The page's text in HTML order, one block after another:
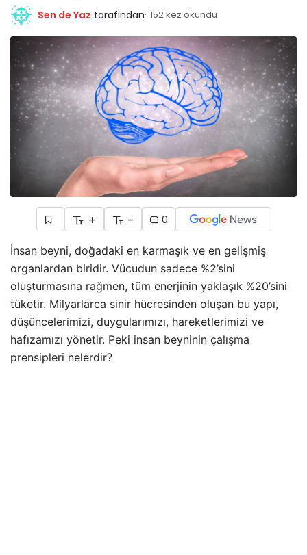
Sen de Yaz tarafından 152 kez okundu
+ - 0
İnsan beyni, doğadaki en karmaşık ve en gelişmiş
organlardan biridir. Vücudun sadece %2’sini
oluşturmasına rağmen, tüm enerjinin yaklaşık %20’sini
tüketir. Milyarlarca sinir hücresinden oluşan bu yapı,
düşüncelerimizi, duygularımızı, hareketlerimizi ve
hafızamızı yönetir. Peki insan beyninin çalışma
prensipleri nelerdir?